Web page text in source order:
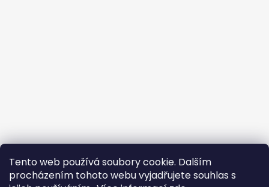
Tento web používá soubory cookie. Dalším
procházením tohoto webu vyjadřujete souhlas s